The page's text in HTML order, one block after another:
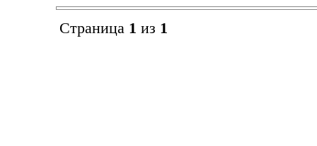
Страница 1 из 1